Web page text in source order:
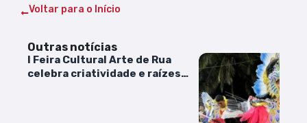
Voltar para o Início
Outras notícias
I Feira Cultural Arte de Rua
celebra criatividade e raízes